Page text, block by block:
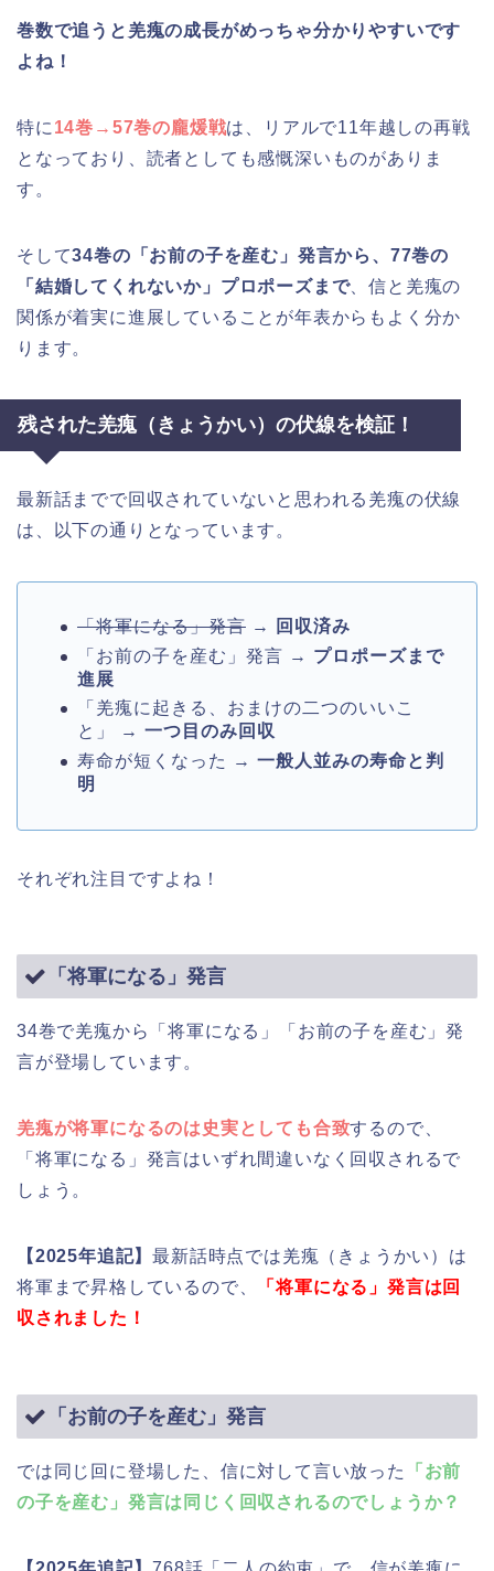
巻数で追うと羌瘣の成長がめっちゃ分かりやすいです
よね！
特に 14巻→57巻の龐煖戦は、リアルで11年越しの再戦
となっており、読者としても感慨深いものがありま
す。
そして34巻の「お前の子を産む」発言から、77巻の
「結婚してくれないか」プロポーズまで、信と羌瘣の
関係が着実に進展していることが年表からもよく分か
ります。
残された羌瘣（きょうかい）の伏線を検証！
最新話までで回収されていないと思われる羌瘣の伏線
は、以下の通りとなっています。
「将軍になる」発言 →
回収済み
「お前の子を産む」発言 → プロポーズまで
進展
「羌瘣に起きる、おまけの二つのいいこ
と」 → 一つ目のみ回収
寿命が短くなった → 一般人並みの寿命と判
明
それぞれ注目ですよね！
「将軍になる」発言
34巻で羌瘣から「将軍になる」「お前の子を産む」発
言が登場しています。
羌瘣が将軍になるのは史実としても合致するので、
「将軍になる」発言はいずれ間違いなく回収されるで
しょう。
【2025年追記】最新話時点では羌瘣（きょうかい）は
将軍まで昇格しているので、
「将軍になる」発言は回
収されました！
「お前の子を産む」発言
では同じ回に登場した、信に対して言い放った
「お前
の子を産む」発言は同じく回収されるのでしょうか？